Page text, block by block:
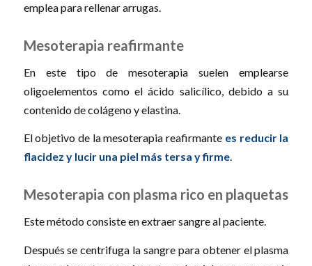
emplea para rellenar arrugas.
Mesoterapia reafirmante
En este tipo de mesoterapia suelen emplearse
oligoelementos como el ácido salicílico, debido a su
contenido de colágeno y elastina.
El objetivo de la mesoterapia reafirmante es reducir la
flacidez y lucir una piel más tersa y firme.
Mesoterapia con plasma rico en plaquetas
Este método consiste en extraer sangre al paciente.
Después se centrifuga la sangre para obtener el plasma